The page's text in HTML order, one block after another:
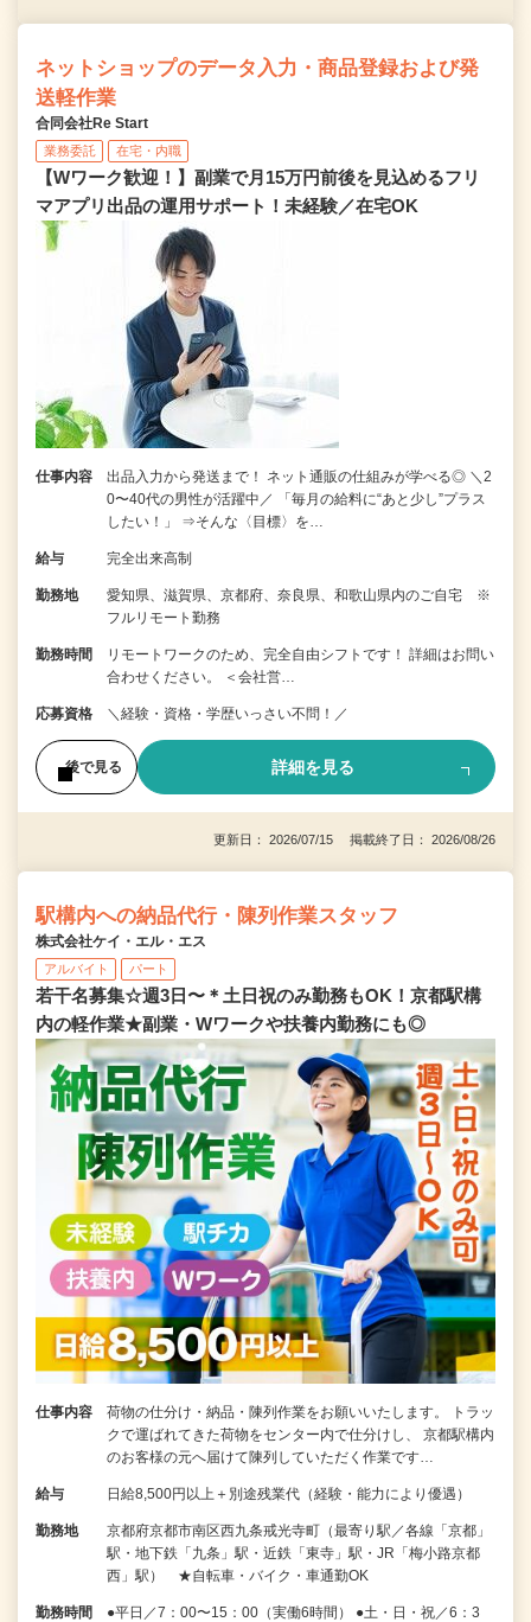
ネットショップのデータ入力・商品登録および発
送軽作業
合同会社Re Start
業務委託 在宅・内職
【Wワーク歓迎！】副業で月15万円前後を見込めるフリ
マアプリ出品の運用サポート！未経験／在宅OK
仕事内容
出品入力から発送まで！ ネット通販の仕組みが学べる◎ ＼2
0〜40代の男性が活躍中／ 「毎月の給料に“あと少し”プラス
したい！」 ⇒そんな〈目標〉を…
給与 完全出来高制
勤務地
愛知県、滋賀県、京都府、奈良県、和歌山県内のご自宅 ※
フルリモート勤務
勤務時間
リモートワークのため、完全自由シフトです！ 詳細はお問い
合わせください。 ＜会社営…
応募資格 ＼経験・資格・学歴いっさい不問！／
後で見る 詳細を見る
更新日： 2026/07/15 掲載終了日： 2026/08/26
駅構内への納品代行・陳列作業スタッフ
株式会社ケイ・エル・エス
アルバイト パート
若干名募集☆週3日〜＊土日祝のみ勤務もOK！京都駅構
内の軽作業★副業・Wワークや扶養内勤務にも◎
仕事内容
荷物の仕分け・納品・陳列作業をお願いいたします。 トラッ
クで運ばれてきた荷物をセンター内で仕分けし、 京都駅構内
のお客様の元へ届けて陳列していただく作業です…
給与 日給8,500円以上＋別途残業代（経験・能力により優遇）
勤務地
京都府京都市南区西九条戒光寺町（最寄り駅／各線「京都」
駅・地下鉄「九条」駅・近鉄「東寺」駅・JR「梅小路京都
西」駅） ★自転車・バイク・車通勤OK
勤務時間 ●平日／7：00〜15：00（実働6時間） ●土・日・祝／6：3